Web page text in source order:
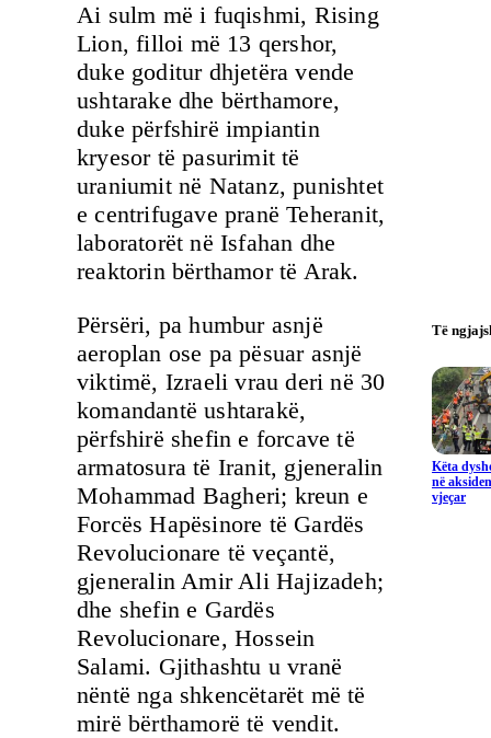
Ai sulm më i fuqishmi, Rising
Lion, filloi më 13 qershor,
duke goditur dhjetëra vende
ushtarake dhe bërthamore,
duke përfshirë impiantin
kryesor të pasurimit të
uraniumit në Natanz, punishtet
e centrifugave pranë Teheranit,
laboratorët në Isfahan dhe
reaktorin bërthamor të Arak.
Përsëri, pa humbur asnjë
aeroplan ose pa pësuar asnjë
viktimë, Izraeli vrau deri në 30
komandantë ushtarakë,
përfshirë shefin e forcave të
armatosura të Iranit, gjeneralin
Mohammad Bagheri; kreun e
Forcës Hapësinore të Gardës
Revolucionare të veçantë,
gjeneralin Amir Ali Hajizadeh;
dhe shefin e Gardës
Revolucionare, Hossein
Salami. Gjithashtu u vranë
nëntë nga shkencëtarët më të
mirë bërthamorë të vendit.
Të
Këta
në
vjeçar